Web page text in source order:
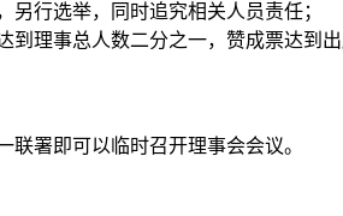
行选举，同时追究相关人员责任；
理事总人数二分之一，赞成票达到
署即可以临时召开理事会会议。